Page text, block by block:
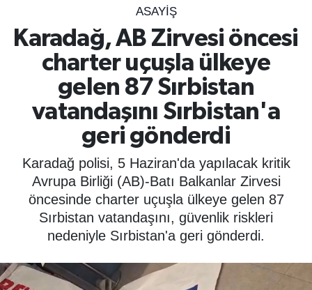
ASAYIŞ
Karadağ, AB Zirvesi öncesi
charter uçuşla ülkeye
gelen 87 Sırbistan
vatandaşını Sırbistan'a
geri gönderdi
Karadağ polisi, 5 Haziran'da yapılacak kritik
Avrupa Birliği (AB)-Batı Balkanlar Zirvesi
öncesinde charter uçuşla ülkeye gelen 87
Sırbistan vatandaşını, güvenlik riskleri
nedeniyle Sırbistan'a geri gönderdi.
ÇEVRE
YAŞAM
BİLİM - TEKNOLOJİ
KADIN
KÜLTÜR SANAT
MAGAZİN